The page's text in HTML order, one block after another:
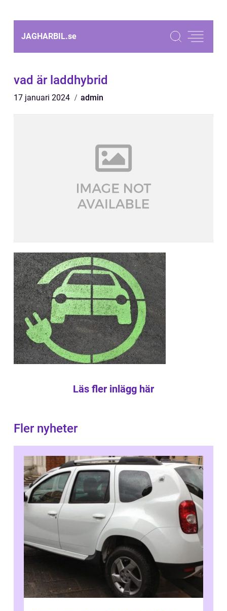
JAGHARBIL.se
vad är laddhybrid
17 januari 2024 admin
Läs fler inlägg här
Fler nyheter